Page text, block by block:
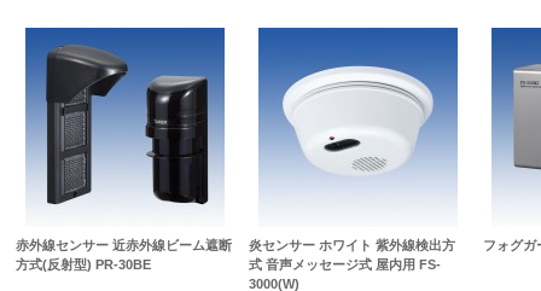
赤外線センサー 近赤外線ビーム遮断
方式(反射型) PR-30BE
炎センサー ホワイト 紫外線検出方
式 音声メッセージ式 屋内用 FS-
3000(W)
フォグガ